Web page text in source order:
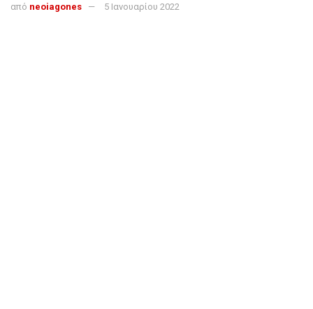
από neoiagones 5 Ιανουαρίου 2022